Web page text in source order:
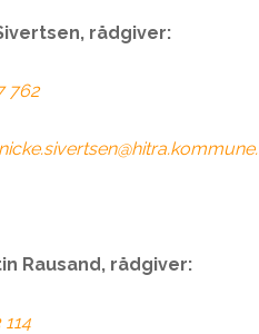
rådgiver:
762
Rausand, rådgiver:
114